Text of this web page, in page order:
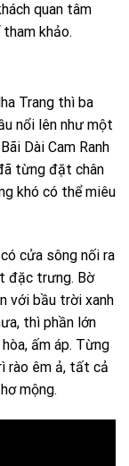
quan tâm
khảo.
Trang thì ba
nổi lên như một
Dài Cam Ranh
từng đặt chân
khó có thể miêu
cửa sông nối ra
đặc trưng. Bờ
với bầu trời xanh
thì phần lớn
ấm áp. Từng
rào êm ả, tất cả
mộng.